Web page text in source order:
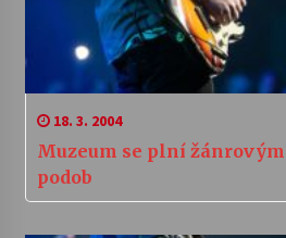
18. 3. 2004
Muzeum se plní
podob